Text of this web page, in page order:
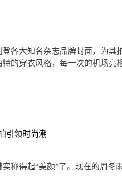
各大知名杂志品牌封面，为其
的穿衣风格，每一次的机场亮
得起“美颜”了。现在的周冬